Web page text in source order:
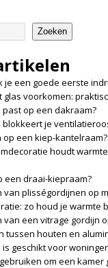
Zoeken
je een goede eerste
glas voorkomen:
op een dakraam?
je
een kiep-kantelraam?
houdt
een draai-kiepraam?
van plisségordijnen op
zo houd je warmte
een vitrage gordijn
tussen houten en
geschikt voor
om een kamer